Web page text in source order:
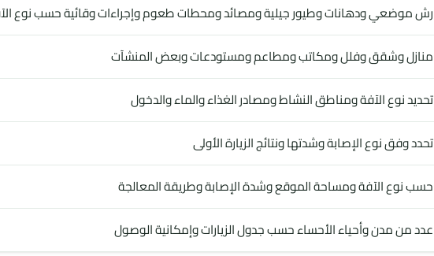
رش موضعي ودهانات وطيور جيلية ومصائد ومحطات طعوم وإجراءات وقائية حسب نوع
منازل وشقق وفلل ومكاتب ومطاعم ومستودعات وبعض المنشآت
تحديد نوع الآفة ومناطق النشاط ومصادر الغذاء والماء والدخول
تحدد وفق نوع الإصابة وشدتها ونتائج الزيارة الأولى
حسب نوع الآفة ومساحة الموقع وشدة الإصابة وطريقة المعالجة
عدد من مدن وأحياء الأحساء حسب جدول الزيارات وإمكانية الوصول